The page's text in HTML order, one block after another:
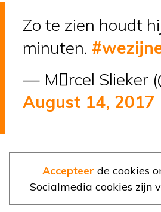
Zo te zien houdt
minuten.
— Mrcel Slieker
August 14, 2017
Accepteer de cookies
Socialmedia cookies zijn